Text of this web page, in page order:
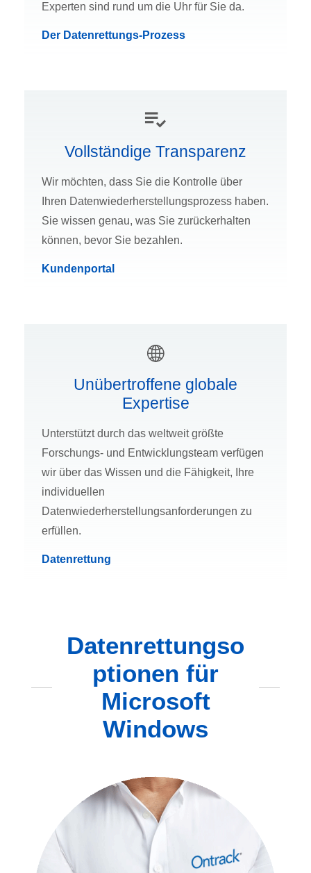
Experten sind rund um die Uhr für Sie da.
Der Datenrettungs-Prozess
Vollständige Transparenz
Wir möchten, dass Sie die Kontrolle über
Ihren Datenwiederherstellungsprozess haben.
Sie wissen genau, was Sie zurückerhalten
können, bevor Sie bezahlen.
Kundenportal
Unübertroffene globale
Expertise
Unterstützt durch das weltweit größte
Forschungs- und Entwicklungsteam verfügen
wir über das Wissen und die Fähigkeit, Ihre
individuellen
Datenwiederherstellungsanforderungen zu
erfüllen.
Datenrettung
Datenrettungso
ptionen für
Microsoft
Windows